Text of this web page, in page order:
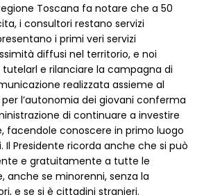
Toscana fa notare che a 50
i consultori restano servizi
i primi veri servizi
diffusi nel territorio, e noi
e rilanciare la campagna di
realizzata assieme al
l’autonomia dei giovani conferma
di continuare a investire
facendole conoscere in primo luogo
Il Presidente ricorda anche che si può
e gratuitamente a tutte le
anche se minorenni, senza la
e se si è cittadini stranieri.